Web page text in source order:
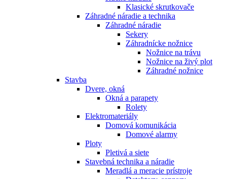
Klasické skrutkovače
Záhradné náradie a technika
Záhradné náradie
Sekery
Záhradnícke nožnice
Nožnice na trávu
Nožnice na živý plot
Záhradné nožnice
Stavba
Dvere, okná
Okná a parapety
Rolety
Elektromateriály
Domová komunikácia
Domové alarmy
Ploty
Pletivá a siete
Stavebná technika a náradie
Meradlá a meracie prístroje